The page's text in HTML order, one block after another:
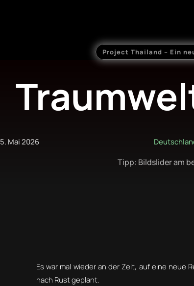
Project Thailand – Ein
5. Mai 2026
Tipp: Bildslider am
Es war mal wieder an der Zeit, auf eine neue
nach Rust geplant.